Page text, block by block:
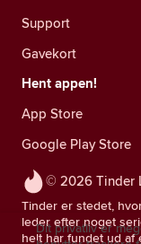
© 2026 Tinder
Tinder er stedet,
leder efter noget
helt har fundet ud
Support
Gavekort
Hent appen!
App Store
Google Play Store
Dit privatliv er